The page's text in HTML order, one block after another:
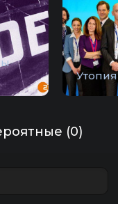
Утопия
(0)